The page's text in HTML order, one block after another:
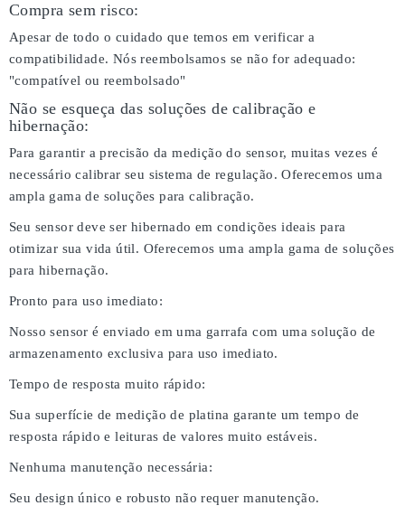
Compra sem risco:
Apesar de todo o cuidado que temos em verificar a
compatibilidade. Nós reembolsamos se não for adequado:
"compatível ou reembolsado"
Não se esqueça das soluções de calibração e
hibernação:
Para garantir a precisão da medição do sensor, muitas vezes é
necessário calibrar seu sistema de regulação. Oferecemos uma
ampla gama de soluções para calibração.
Seu sensor deve ser hibernado em condições ideais para
otimizar sua vida útil. Oferecemos uma ampla gama de soluções
para hibernação.
Pronto para uso imediato:
Nosso sensor é enviado em uma garrafa com uma solução de
armazenamento exclusiva para uso imediato.
Tempo de resposta muito rápido:
Sua superfície de medição de platina garante um tempo de
resposta rápido e leituras de valores muito estáveis.
Nenhuma manutenção necessária:
Seu design único e robusto não requer manutenção.